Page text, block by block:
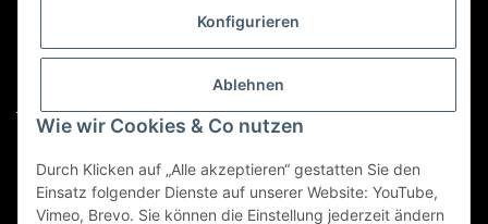
Konfigurieren
Ablehnen
Wie wir Cookies & Co nutzen
Durch Klicken auf „Alle akzeptieren“ gestatten Sie den
Einsatz folgender Dienste auf unserer Website: YouTube,
Vimeo, Brevo. Sie können die Einstellung jederzeit ändern
custom@htr-shop.com
Für Trikot-Anfragen und Bestellungen
teamwear@htr-shop.com
Für Reklamationen und Retouren